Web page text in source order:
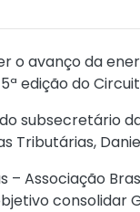
o avanço da
edição do
subsecretário
Tributárias,
Associação